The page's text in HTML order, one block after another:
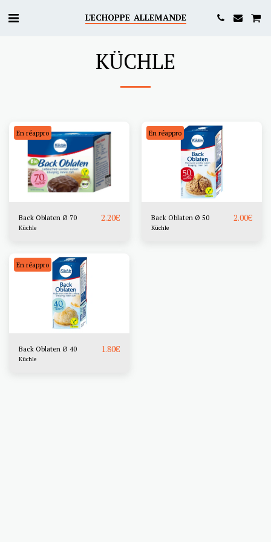
L'ECHOPPE ALLEMANDE
KÜCHLE
En réappro
Back Oblaten Ø 70 2.20€
Küchle
En réappro
Back Oblaten Ø 50 2.00€
Küchle
En réappro
Back Oblaten Ø 40 1.80€
Küchle